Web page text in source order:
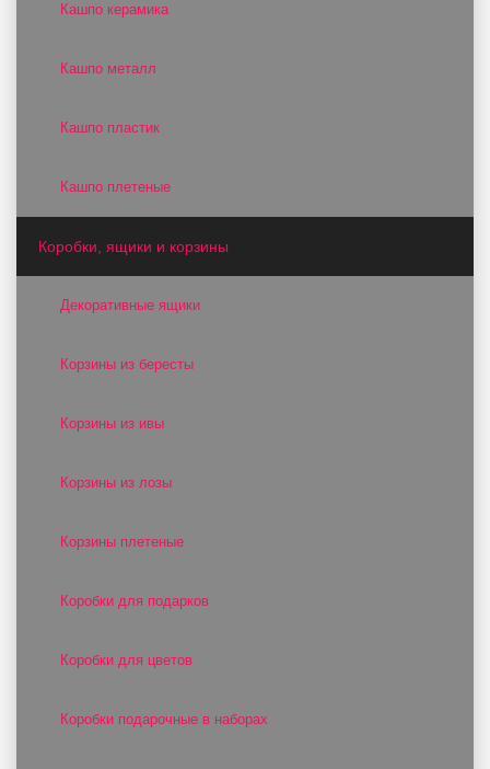
Кашпо керамика
Кашпо металл
Кашпо пластик
Кашпо плетеные
Коробки, ящики и корзины
Декоративные ящики
Корзины из бересты
Корзины из ивы
Корзины из лозы
Корзины плетеные
Коробки для подарков
Коробки для цветов
Коробки подарочные в наборах